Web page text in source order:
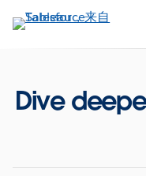
转
Dive